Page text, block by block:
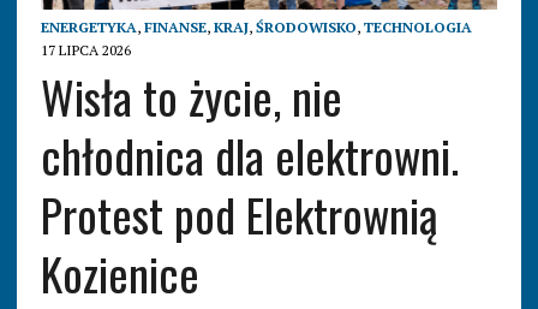
ENERGETYKA, FINANSE, KRAJ, ŚRODOWISKO, TECHNOLOGIA
17 LIPCA 2026
Wisła to życie, nie
chłodnica dla elektrowni.
Protest pod Elektrownią
Kozienice